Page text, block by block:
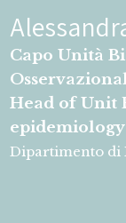
Capo Unità
Head of Unit
epidemiology
Dipartimento di